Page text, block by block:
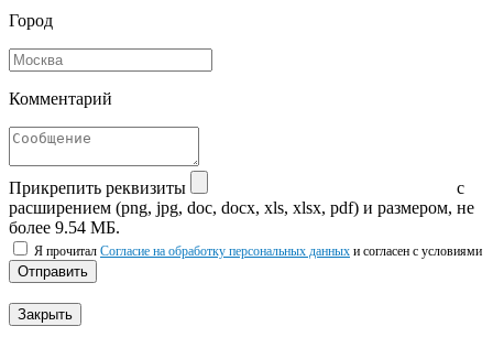
Город
Комментарий
Прикрепить реквизиты
с
расширением (png, jpg, doc, docx, xls, xlsx, pdf) и размером, не
более 9.54 МБ.
Я прочитал Согласие на обработку персональных данных и согласен с условиями
Отправить
Закрыть